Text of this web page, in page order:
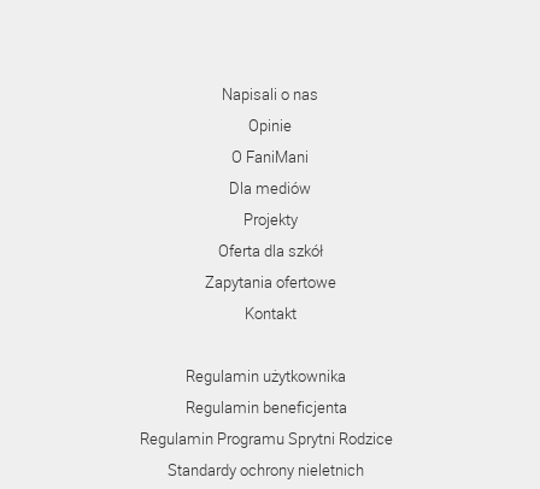
Napisali o nas
Opinie
O FaniMani
Dla mediów
Projekty
Oferta dla szkół
Zapytania ofertowe
Kontakt
Regulamin użytkownika
Regulamin beneficjenta
Regulamin Programu Sprytni Rodzice
Standardy ochrony nieletnich